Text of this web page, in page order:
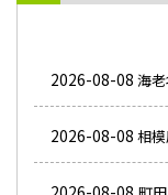
2026-08-08 海
2026-08-08 相